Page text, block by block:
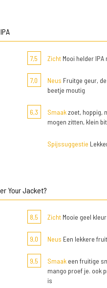
7,5 ZichtMooi helder IPA
7,0 Neus Fruitge geur,
beetje moutig
6,3 Smaakzoet, hoppig,
mogen zitten, klein
Spijssuggestie
Your Jacket?
8,5 ZichtMooie geel
9,0 Neus Een lekkere
9,5 Smaakeen fruitige
mango proef je. ook
is